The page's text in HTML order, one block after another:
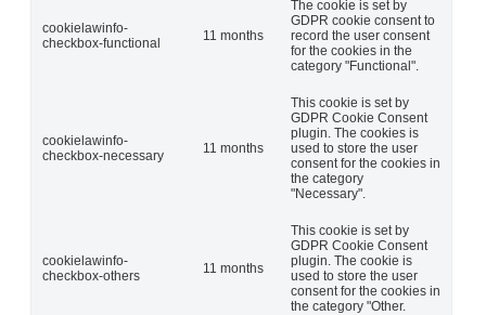
cookielawinfo-
checkbox-functional
11 months
The cookie is set by
GDPR cookie consent to
record the user consent
for the cookies in the
category "Functional".
cookielawinfo-
checkbox-necessary
11 months
This cookie is set by
GDPR Cookie Consent
plugin. The cookies is
used to store the user
consent for the cookies in
the category
"Necessary".
cookielawinfo-
checkbox-others
11 months
This cookie is set by
GDPR Cookie Consent
plugin. The cookie is
used to store the user
consent for the cookies in
the category "Other.